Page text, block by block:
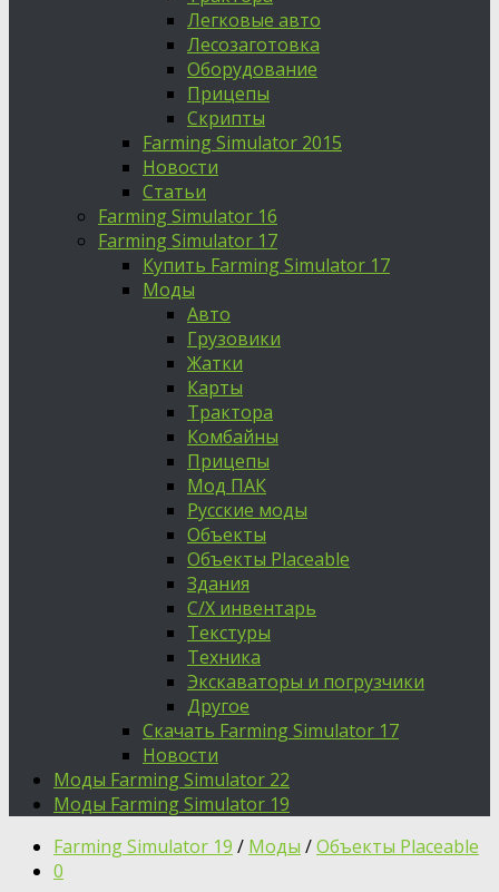
Легковые авто
Лесозаготовка
Оборудование
Прицепы
Скрипты
Farming Simulator 2015
Новости
Статьи
Farming Simulator 16
Farming Simulator 17
Купить Farming Simulator 17
Моды
Авто
Грузовики
Жатки
Карты
Трактора
Комбайны
Прицепы
Мод ПАК
Русские моды
Объекты
Объекты Placeable
Здания
С/Х инвентарь
Текстуры
Техника
Экскаваторы и погрузчики
Другое
Скачать Farming Simulator 17
Новости
Моды Farming Simulator 22
Моды Farming Simulator 19
Farming Simulator 19 / Моды /Объекты Placeable
0